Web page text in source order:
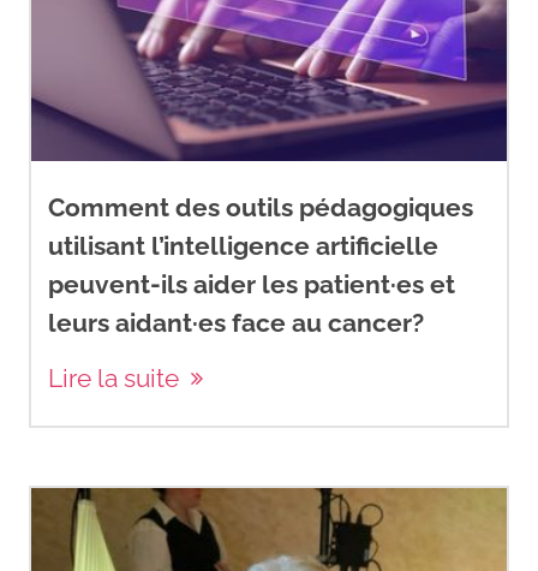
Comment des outils pédagogiques
utilisant l’intelligence artificielle
peuvent-ils aider les patient·es et
leurs aidant·es face au cancer?
Lire la suite